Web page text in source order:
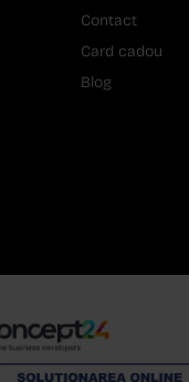
Contact
Card cadou
Blog